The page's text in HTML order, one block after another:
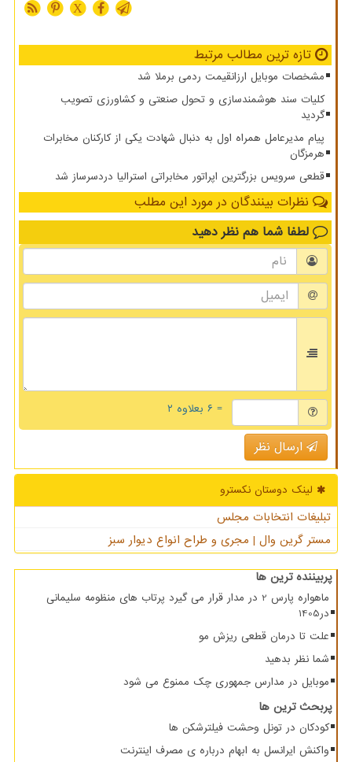
X
تازه ترین مطالب مرتبط
مشخصات موبایل ارزانقیمت ردمی برملا شد
کلیات سند هوشمندسازی و تحول صنعتی و کشاورزی تصویب
گردید
پیام مدیرعامل همراه اول به دنبال شهادت یکی از کارکنان مخابرات
هرمزگان
قطعی سرویس بزرگترین اپراتور مخابراتی استرالیا دردسرساز شد
نظرات بینندگان در مورد این مطلب
لطفا شما هم نظر دهید
= ۶ بعلاوه ۲
ارسال نظر
لینک دوستان نكسترو
تبلیغات انتخابات مجلس
مستر گرین وال | مجری و طراح انواع دیوار سبز
پربیننده ترین ها
ماهواره پارس 2 در مدار قرار می گیرد پرتاب های منظومه سلیمانی
در1405
علت تا درمان قطعی ریزش مو
شما نظر بدهید
موبایل در مدارس جمهوری چک ممنوع می شود
پربحث ترین ها
کودکان در تونل وحشت فیلترشکن ها
واکنش ایرانسل به ابهام درباره ی مصرف اینترنت